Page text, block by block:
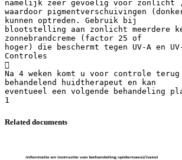
namelijk zeer gevoelig voor zonlicht ,
waardoor pigmentverschuivingen
kunnen optreden. Gebruik bij
blootstelling aan zonlicht meerdere
zonnebrandcreme (factor 25 of
hoger) die beschermt tegen UV-A en
Controles

Na 4 weken komt u voor controle
behandelend huidtherapeut en kan
eventueel een volgende behandeling
Related documents